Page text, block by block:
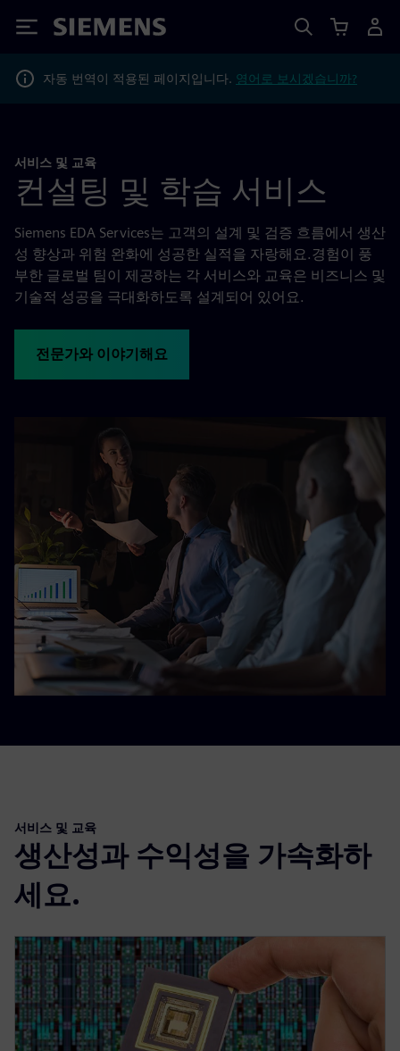
Siemens
자동 번역이 적용된 페이지입니다. 영어로 보시겠습니까?
서비스 및 교육
컨설팅 및 학습 서비스
Siemens EDA Services는 고객의 설계 및 검증 흐름에서 생산
성 향상과 위험 완화에 성공한 실적을 자랑해요.경험이 풍
부한 글로벌 팀이 제공하는 각 서비스와 교육은 비즈니스 및
기술적 성공을 극대화하도록 설계되어 있어요.
전문가와 이야기해요
서비스 및 교육
생산성과 수익성을 가속화하
세요.